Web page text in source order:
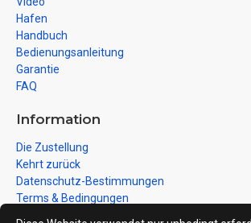
Hafen
Handbuch
Bedienungsanleitung
Garantie
FAQ
Information
Die Zustellung
Kehrt zurück
Datenschutz-Bestimmungen
Terms & Bedingungen